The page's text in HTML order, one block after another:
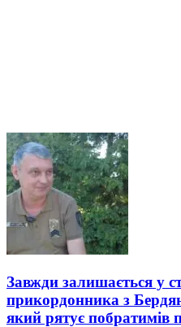
Завжди залишається у
прикордонника з
який рятує побратимів